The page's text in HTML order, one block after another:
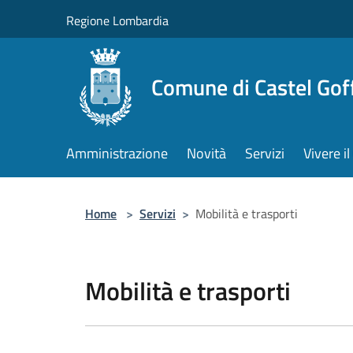
Regione Lombardia
Comune di Castel
Amministrazione Novità Servizi Vivere
Home > Servizi > Mobilità e trasporti
Mobilità e trasporti